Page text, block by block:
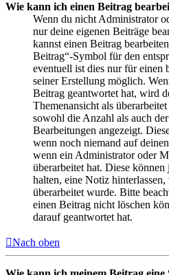
Wie kann ich einen Beitrag
Wenn du nicht Administrator
nur deine eigenen Beiträge
kannst einen Beitrag
Beitrag“-Symbol für den
eventuell ist dies nur für einen
seiner Erstellung möglich.
Beitrag geantwortet hat, wird
Themenansicht als
sowohl die Anzahl als auch
Bearbeitungen angezeigt.
wenn noch niemand auf
wenn ein Administrator oder
überarbeitet hat. Diese
halten, eine Notiz
überarbeitet wurde. Bitte
einen Beitrag nicht löschen
darauf geantwortet hat.
Nach oben